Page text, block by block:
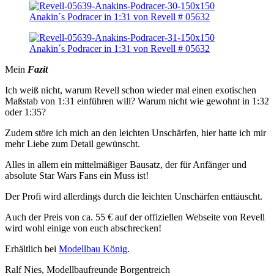
Mein Fazit
Ich weiß nicht, warum Revell schon wieder mal einen exotischen
Maßstab von 1:31 einführen will? Warum nicht wie gewohnt in 1:32
oder 1:35?
Zudem störe ich mich an den leichten Unschärfen, hier hatte ich mir
mehr Liebe zum Detail gewünscht.
Alles in allem ein mittelmäßiger Bausatz, der für Anfänger und
absolute Star Wars Fans ein Muss ist!
Der Profi wird allerdings durch die leichten Unschärfen enttäuscht.
Auch der Preis von ca. 55 € auf der offiziellen Webseite von Revell
wird wohl einige von euch abschrecken!
Erhältlich bei Modellbau König.
Ralf Nies, Modellbaufreunde Borgentreich